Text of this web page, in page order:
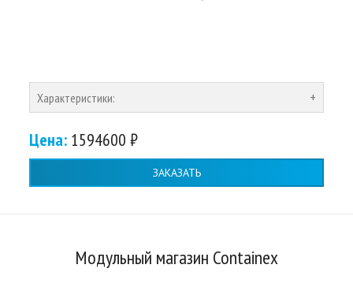
Характеристики:
Цена: 1594600 ₽
ЗАКАЗАТЬ
Модульный магазин Containex